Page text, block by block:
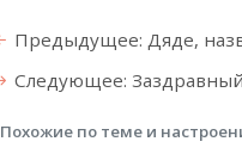
Предыдущее: Дяде,
Следующее:
Похожие по теме и